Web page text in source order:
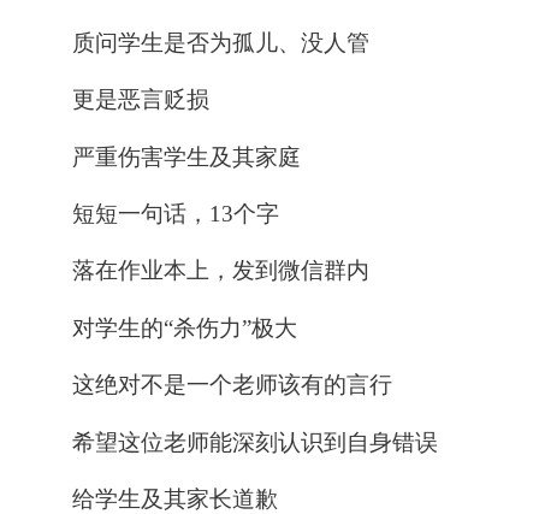
质问学生是否为孤儿、没人管
更是恶言贬损
严重伤害学生及其家庭
短短一句话，13个字
落在作业本上，发到微信群内
对学生的“杀伤力”极大
这绝对不是一个老师该有的言行
希望这位老师能深刻认识到自身错误
给学生及其家长道歉